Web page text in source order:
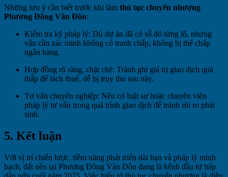
Những lưu ý cần biết trước khi làm thủ tục chuyển nhượng
Phương Đông Vân Đồn:
Kiểm tra kỹ pháp lý: Dù dự án đã có sổ đỏ từng lô, nhưng
vẫn cần xác minh không có tranh chấp, không bị thế chấp
ngân hàng.
Hợp đồng rõ ràng, chặt chẽ: Tránh ghi giá trị giao dịch quá
thấp để lách thuế, dễ bị truy thu sau này.
Tư vấn chuyên nghiệp: Nên có luật sư hoặc chuyên viên
pháp lý tư vấn trong quá trình giao dịch để tránh rủi ro phát
sinh.
5. Kết luận
Với vị trí chiến lược, tiềm năng phát triển dài hạn và pháp lý minh
bạch, đất nền tại Phương Đông Vân Đồn đang là kênh đầu tư hấp